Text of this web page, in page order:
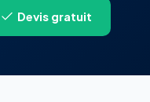
Devis gratuit